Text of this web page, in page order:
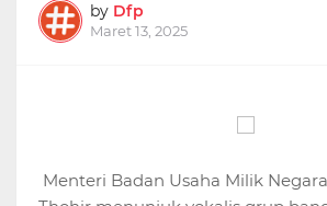
by Dfp
Maret 13, 2025
Menteri Badan Usaha Milik